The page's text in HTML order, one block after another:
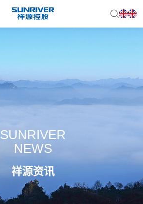
ENJP
SUNRIVER
NEWS
祥源资讯